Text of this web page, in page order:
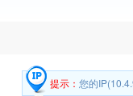
提示： 您的